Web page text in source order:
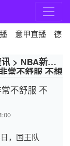
意甲直播 德
> NBA新闻
常不舒服 不想
不舒服 不
，国王队